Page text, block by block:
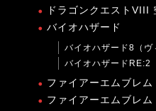
ドラゴンクエストVIII
バイオハザード
バイオハザード8（ヴ
バイオハザードRE:2
ファイアーエムブレム
ファイアーエムブレム